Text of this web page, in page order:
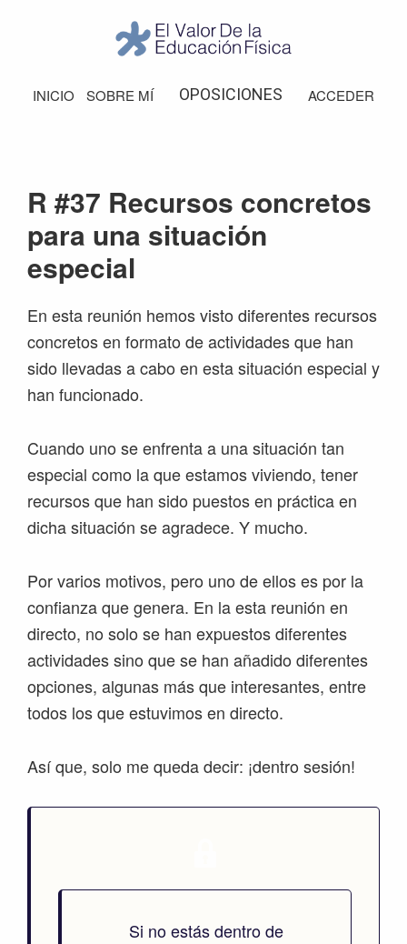
navegación
principal
barra
Valor
de
INICIO SOBRE MÍ OPOSICIONES ACCEDER
R #37 Recursos concretos
para una situación
especial
En esta reunión hemos visto diferentes recursos
concretos en formato de actividades que han
sido llevadas a cabo en esta situación especial y
han funcionado.
Cuando uno se enfrenta a una situación tan
especial como la que estamos viviendo, tener
recursos que han sido puestos en práctica en
dicha situación se agradece. Y mucho.
Por varios motivos, pero uno de ellos es por la
confianza que genera. En la esta reunión en
directo, no solo se han expuestos diferentes
actividades sino que se han añadido diferentes
opciones, algunas más que interesantes, entre
todos los que estuvimos en directo.
Así que, solo me queda decir: ¡dentro sesión!
Si no estás dentro de